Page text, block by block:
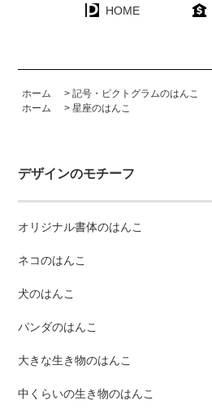
HOME
ホーム > 記号・ピクトグラムのはんこ
ホーム
> 星座のはんこ
デザインのモチーフ
オリジナル書体のはんこ
ネコのはんこ
犬のはんこ
パンダのはんこ
大きな生き物のはんこ
中くらいの生き物のはんこ